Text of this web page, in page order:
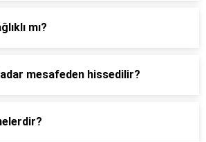
mı?
mesafeden hissedilir?